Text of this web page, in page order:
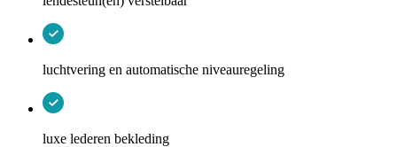
luchtvering en automatische niveauregeling
luxe lederen bekleding